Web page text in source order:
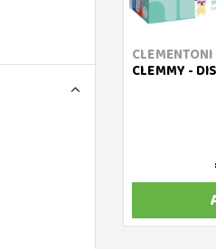
CLEMENTONI
CLEMMY -